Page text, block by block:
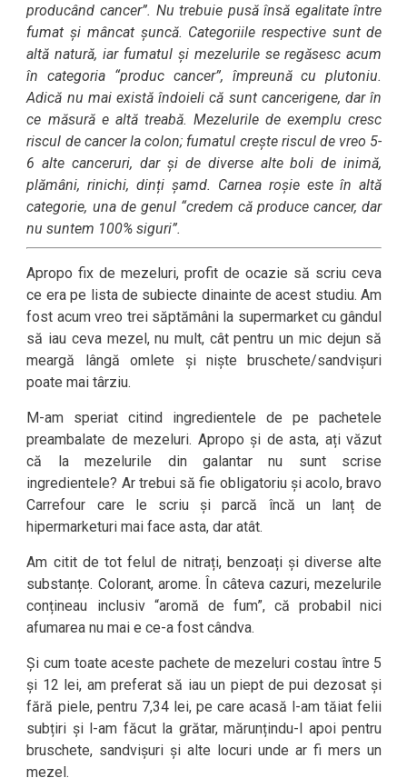
producând cancer”. Nu trebuie pusă însă egalitate între
fumat și mâncat șuncă. Categoriile respective sunt de
altă natură, iar fumatul și mezelurile se regăsesc acum
în categoria “produc cancer”, împreună cu plutoniu.
Adică nu mai există îndoieli că sunt cancerigene, dar în
ce măsură e altă treabă. Mezelurile de exemplu cresc
riscul de cancer la colon; fumatul crește riscul de vreo 5-
6 alte canceruri, dar și de diverse alte boli de inimă,
plămâni, rinichi, dinți șamd. Carnea roșie este în altă
categorie, una de genul “credem că produce cancer, dar
nu suntem 100% siguri”.
Apropo fix de mezeluri, profit de ocazie să scriu ceva
ce era pe lista de subiecte dinainte de acest studiu. Am
fost acum vreo trei săptămâni la supermarket cu gândul
să iau ceva mezel, nu mult, cât pentru un mic dejun să
meargă lângă omlete și niște bruschete/sandvișuri
poate mai târziu.
M-am speriat citind ingredientele de pe pachetele
preambalate de mezeluri. Apropo și de asta, ați văzut
că la mezelurile din galantar nu sunt scrise
ingredientele? Ar trebui să fie obligatoriu și acolo, bravo
Carrefour care le scriu și parcă încă un lanț de
hipermarketuri mai face asta, dar atât.
Am citit de tot felul de nitrați, benzoați și diverse alte
substanțe. Colorant, arome. În câteva cazuri, mezelurile
conțineau inclusiv “aromă de fum”, că probabil nici
afumarea nu mai e ce-a fost cândva.
Și cum toate aceste pachete de mezeluri costau între 5
și 12 lei, am preferat să iau un piept de pui dezosat și
fără piele, pentru 7,34 lei, pe care acasă l-am tăiat felii
subțiri și l-am făcut la grătar, mărunțindu-l apoi pentru
bruschete, sandvișuri și alte locuri unde ar fi mers un
mezel.